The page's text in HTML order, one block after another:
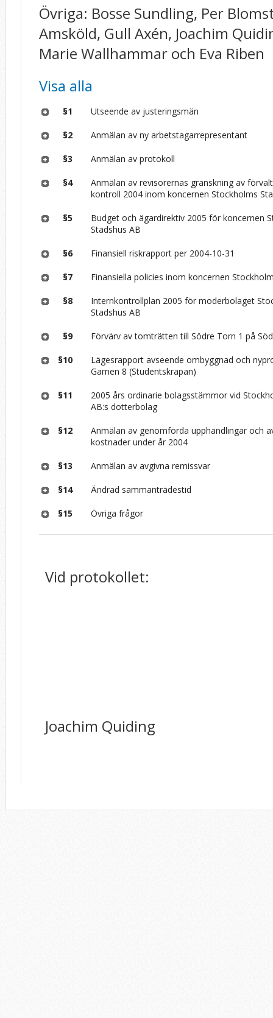
Övriga: Bosse Sundling, Per
Amsköld, Gull Axén, Joachim
Marie Wallhammar och Eva Riben
Visa alla
§1 Utseende av justeringsmän
§2 Anmälan av ny arbetstagarrepresentant
§3 Anmälan av protokoll
§4
Anmälan av revisorernas granskning av
kontroll 2004 inom koncernen Stockholms
§5
Budget och ägardirektiv 2005 för koncernen
Stadshus AB
§6 Finansiell riskrapport per 2004-10-31
§7 Finansiella policies inom koncernen
§8
Internkontrollplan 2005 för moderbolaget
Stadshus AB
§9 Förvärv av tomträtten till Södre Torn 1 på
§10
Lägesrapport avseende ombyggnad och
Gamen 8 (Studentskrapan)
§11
2005 års ordinarie bolagsstämmor vid
AB:s dotterbolag
§12
Anmälan av genomförda upphandlingar och
kostnader under år 2004
§13 Anmälan av avgivna remissvar
§14 Ändrad sammanträdestid
§15 Övriga frågor
Vid protokollet:
Joachim Quiding